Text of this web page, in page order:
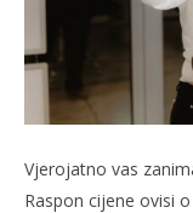
Vjerojatno vas
Raspon cijene ovisi